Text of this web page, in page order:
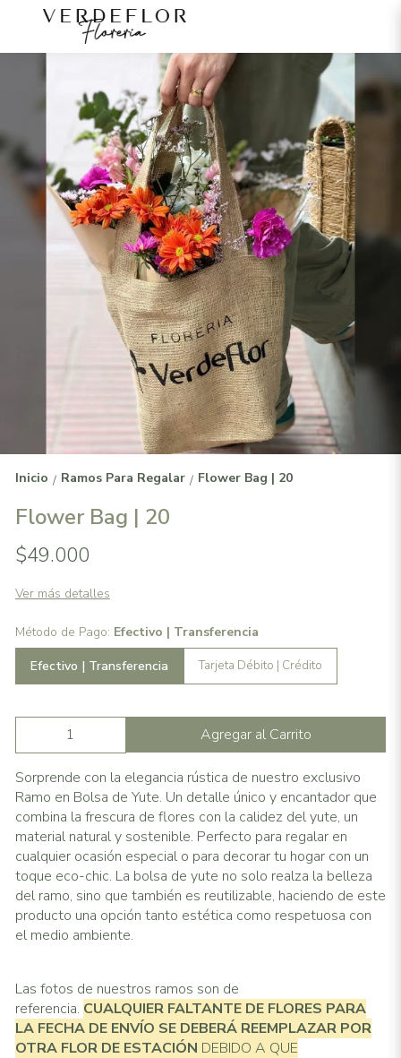
Inicio / Ramos Para Regalar / Flower Bag | 20
Flower Bag | 20
$49.000
Ver más detalles
Método de Pago: Efectivo | Transferencia
Efectivo | Transferencia
Tarjeta Débito | Crédito
Agregar al Carrito
Sorprende con la elegancia rústica de nuestro exclusivo
Ramo en Bolsa de Yute. Un detalle único y encantador que
combina la frescura de flores con la calidez del yute, un
material natural y sostenible. Perfecto para regalar en
cualquier ocasión especial o para decorar tu hogar con un
toque eco-chic. La bolsa de yute no solo realza la belleza
del ramo, sino que también es reutilizable, haciendo de este
producto una opción tanto estética como respetuosa con
el medio ambiente.
Las fotos de nuestros ramos son de
referencia. CUALQUIER FALTANTE DE FLORES PARA
LA FECHA DE ENVÍO SE DEBERÁ REEMPLAZAR POR
OTRA FLOR DE ESTACIÓN DEBIDO A QUE